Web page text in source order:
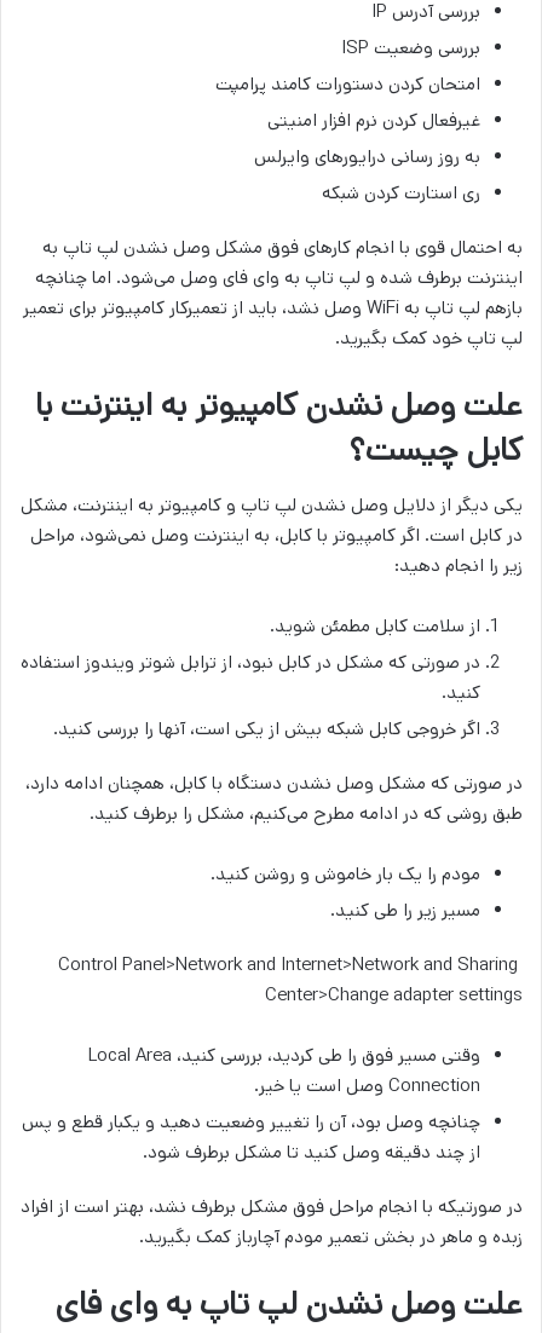
بررسی آدرس IP
بررسی وضعیت ISP
امتحان کردن دستورات کامند پرامپت
غیرفعال کردن نرم افزار امنیتی
به روز رسانی درایورهای وایرلس
ری استارت کردن شبکه
به احتمال قوی با انجام کارهای فوق مشکل وصل نشدن لپ تاپ به
اینترنت برطرف شده و لپ تاپ به وای فای وصل می‌شود. اما چنانچه
بازهم لپ تاپ به WiFi وصل نشد، باید از تعمیرکار کامپیوتر برای تعمیر
لپ تاپ خود کمک بگیرید.
علت وصل نشدن کامپیوتر به اینترنت با
کابل چیست؟
یکی دیگر از دلایل وصل نشدن لپ تاپ و کامپیوتر به اینترنت، مشکل
در کابل است. اگر کامپیوتر با کابل، به اینترنت وصل نمی‌شود، مراحل
زیر را انجام دهید:
از سلامت کابل مطمئن شوید.
در صورتی که مشکل در کابل نبود، از ترابل شوتر ویندوز استفاده
کنید.
اگر خروجی کابل شبکه بیش از یکی است، آنها را بررسی کنید.
در صورتی که مشکل وصل نشدن دستگاه با کابل، همچنان ادامه دارد،
طبق روشی که در ادامه مطرح می‌کنیم، مشکل را برطرف کنید.
مودم را یک بار خاموش و روشن کنید.
مسیر زیر را طی کنید.
Control Panel>Network and Internet>Network and Sharing
Center>Change adapter settings
وقتی مسیر فوق را طی کردید، بررسی کنید، Local Area
Connection وصل است یا خیر.
چنانچه وصل بود، آن را تغییر وضعیت دهید و یکبار قطع و پس
از چند دقیقه وصل کنید تا مشکل برطرف شود.
در صورتیکه با انجام مراحل فوق مشکل برطرف نشد، بهتر است از افراد
زبده و ماهر در بخش تعمیر مودم آچارباز کمک بگیرید.
علت وصل نشدن لپ تاپ به وای فای